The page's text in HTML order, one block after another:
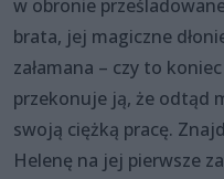
w obronie
brata, jej magiczne
załamana – czy to
przekonuje ją, że odtąd
swoją ciężką pracę.
Helenę na jej pierwsze